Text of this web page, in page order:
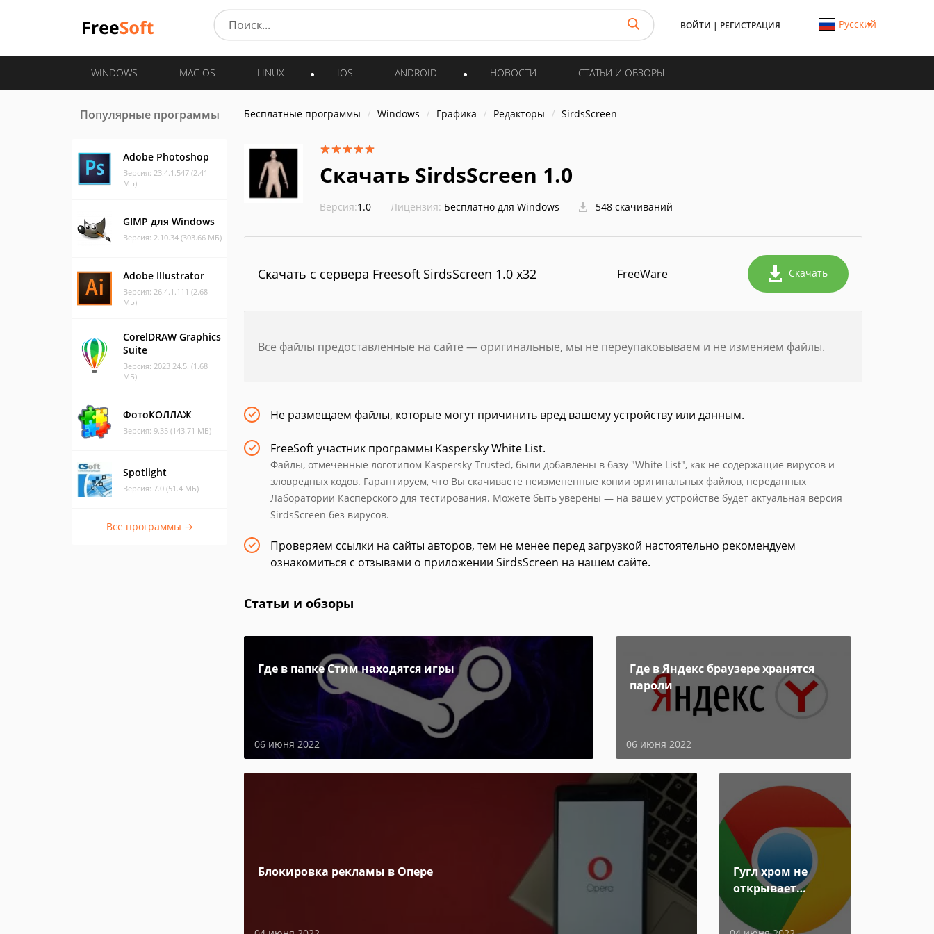
ВОЙТИ | РЕГИСТРАЦИЯ Русский
WINDOWS MAC OS LINUX IOS ANDROID НОВОСТИ СТАТЬИ И ОБЗОРЫ
Популярные программы
Adobe Photoshop
Версия: 23.4.1.547 (2.41
МБ)
GIMP для Windows
Версия: 2.10.34 (303.66 МБ)
Adobe Illustrator
Версия: 26.4.1.111 (2.68
МБ)
CorelDRAW Graphics
Suite
Версия: 2023 24.5. (1.68
МБ)
ФотоКОЛЛАЖ
Версия: 9.35 (143.71 МБ)
Spotlight
Версия: 7.0 (51.4 МБ)
Все программы →
Бесплатные программы Windows Графика Редакторы SirdsScreen
Скачать SirdsScreen 1.0
Версия:1.0 Лицензия: Бесплатно для Windows 548 скачиваний
Скачать с сервера Freesoft SirdsScreen 1.0 x32 FreeWare Скачать
Все файлы предоставленные на сайте — оригинальные, мы не переупаковываем и не изменяем файлы.
Не размещаем файлы, которые могут причинить вред вашему устройству или данным.
FreeSoft участник программы Kaspersky White List.
Файлы, отмеченные логотипом Kaspersky Trusted, были добавлены в базу "White List", как не содержащие вирусов и
зловредных кодов. Гарантируем, что Вы скачиваете неизмененные копии оригинальных файлов, переданных
Лаборатории Касперского для тестирования. Можете быть уверены — на вашем устройстве будет актуальная версия
SirdsScreen без вирусов.
Проверяем ссылки на сайты авторов, тем не менее перед загрузкой настоятельно рекомендуем
ознакомиться с отзывами о приложении SirdsScreen на нашем сайте.
Статьи и обзоры
Где в папке Стим находятся игры
06 июня 2022
Где в Яндекс браузере хранятся
пароли
06 июня 2022
Блокировка рекламы в Опере
Гугл хром не
открывает